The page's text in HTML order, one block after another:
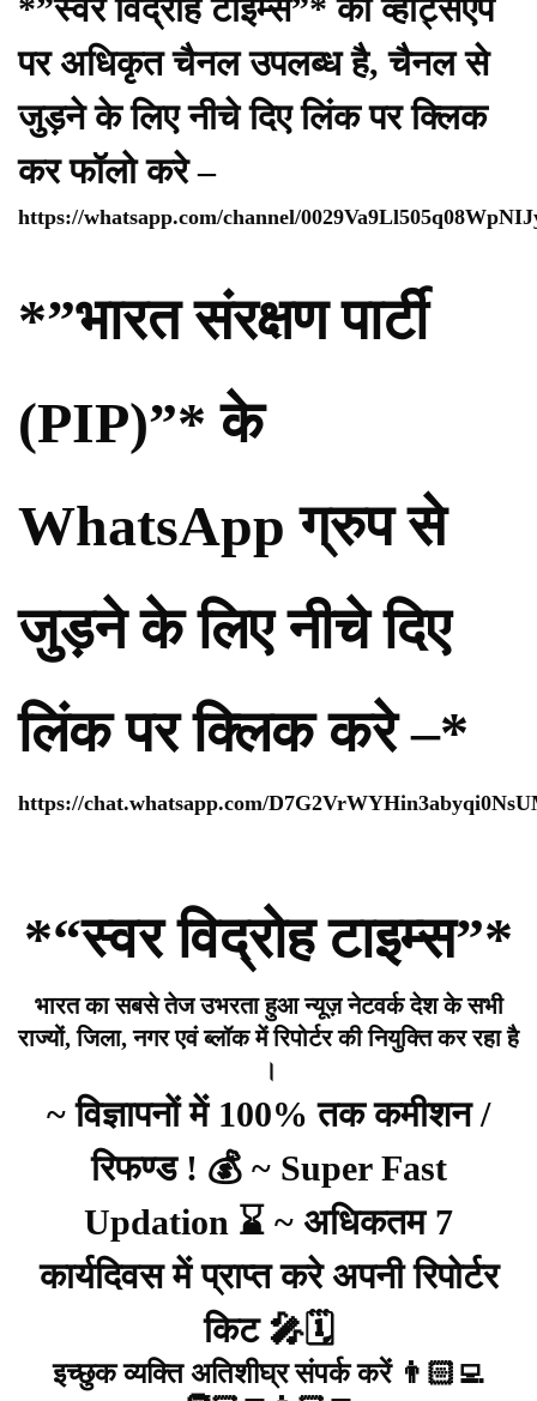
*”स्वर विद्रोह टाइम्स”* का व्हाट्सएप
पर अधिकृत चैनल उपलब्ध है, चैनल से
जुड़ने के लिए नीचे दिए लिंक पर क्लिक
कर फॉलो करे –
https://whatsapp.com/channel/
*”भारत संरक्षण पार्टी
(PIP)”* के
WhatsApp ग्रुप से
जुड़ने के लिए नीचे दिए
लिंक पर क्लिक करे –*
https://chat.whatsapp.com/
*“स्वर विद्रोह टाइम्स”*
भारत का सबसे तेज उभरता हुआ न्यूज़ नेटवर्क देश के सभी
राज्यों, जिला, नगर एवं ब्लॉक में रिपोर्टर की नियुक्ति कर रहा है
।
~ विज्ञापनों में 100% तक कमीशन /
रिफण्ड ! 💰 ~ Super Fast
Updation ⌛ ~ अधिकतम 7
कार्यदिवस में प्राप्त करे अपनी रिपोर्टर
किट 🎤🗓️
इच्छुक व्यक्ति अतिशीघ्र संपर्क करें 👨🏻‍💻